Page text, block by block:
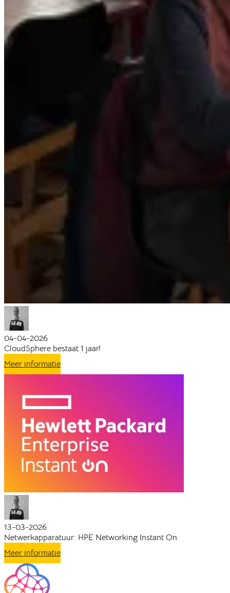
04-04-2026
CloudSphere bestaat 1 jaar!
Meer informatie
13-03-2026
Netwerkapparatuur: HPE Networking Instant On
Meer informatie